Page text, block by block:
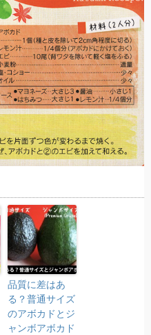
品質に差はあ
る？普通サイズ
のアボカドとジ
ャンボアボカド